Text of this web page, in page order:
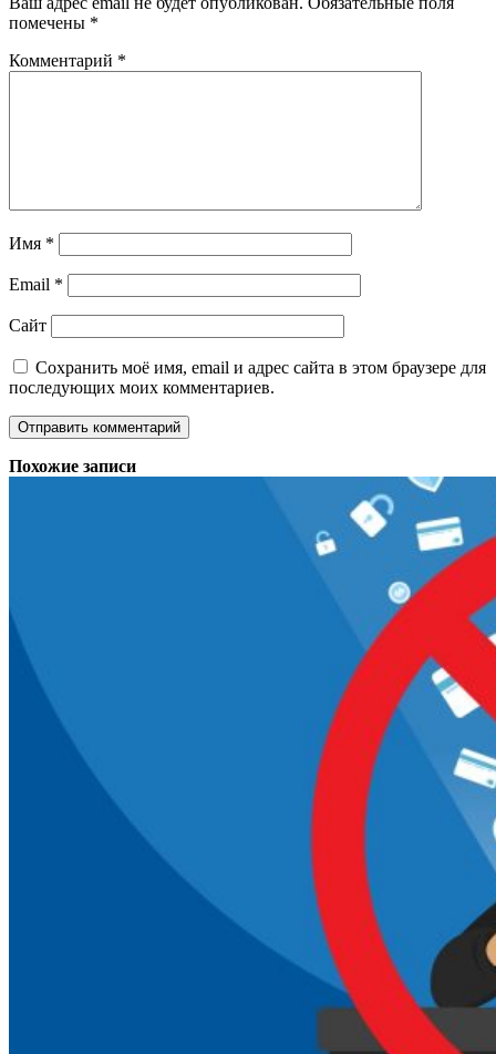
помечены *
Комментарий *
Имя *
Email *
Сайт
Сохранить моё имя, email и адрес сайта в этом браузере для
последующих моих комментариев.
Похожие записи